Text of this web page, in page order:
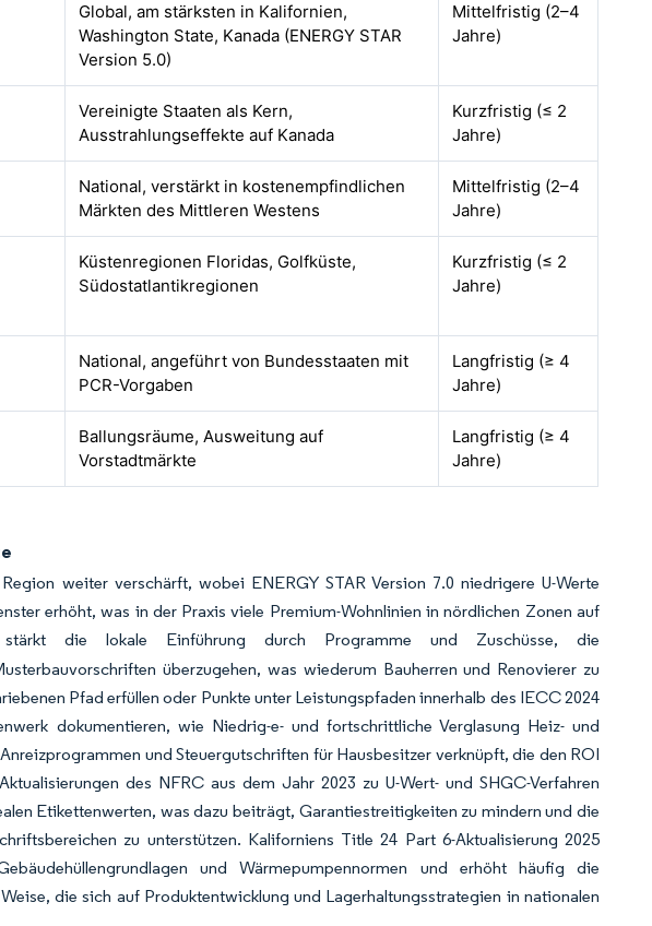
Global, am stärksten in Kalifornien,
Washington State, Kanada (ENERGY STAR
Version 5.0)
Mittelfristig (2–4
Jahre)
Vereinigte Staaten als Kern,
Ausstrahlungseffekte auf Kanada
Kurzfristig (≤ 2
Jahre)
National, verstärkt in kostenempfindlichen
Märkten des Mittleren Westens
Mittelfristig (2–4
Jahre)
Küstenregionen Floridas, Golfküste,
Südostatlantikregionen
Kurzfristig (≤ 2
Jahre)
National, angeführt von Bundesstaaten mit
PCR-Vorgaben
Langfristig (≥ 4
Jahre)
Ballungsräume, Ausweitung auf
Vorstadtmärkte
Langfristig (≥ 4
Jahre)
weiter verschärft, wobei ENERGY STAR Version 7.0 niedrigere U-Werte
erhöht, was in der Praxis viele Premium-Wohnlinien in nördlichen Zonen auf
stärkt die lokale Einführung durch Programme und Zuschüsse, die
überzugehen, was wiederum Bauherren und Renovierer zu
Pfad erfüllen oder Punkte unter Leistungspfaden innerhalb des IECC 2024
dokumentieren, wie Niedrig-e- und fortschrittliche Verglasung Heiz- und
und Steuergutschriften für Hausbesitzer verknüpft, die den ROI
des NFRC aus dem Jahr 2023 zu U-Wert- und SHGC-Verfahren
Etikettenwerten, was dazu beiträgt, Garantiestreitigkeiten zu mindern und die
zu unterstützen. Kaliforniens Title 24 Part 6-Aktualisierung 2025
und Wärmepumpennormen und erhöht häufig die
die sich auf Produktentwicklung und Lagerhaltungsstrategien in nationalen